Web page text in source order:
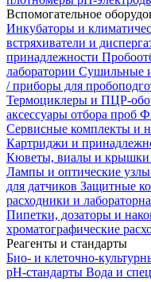
Вспомогательное
Инкубаторы и
встряхиватели и
принадлежности
лаборатории Сушильные
/ приборы для
Термоциклеры и ПЦР-
аксессуары отбора проб
Сервисные комплекты и
Картриджи и
Кюветы, виалы и крышки
Лампы и оптические узлы
для датчиков Защитные
расходники и
Пипетки, дозаторы и
хроматографические
Реагенты и стандарты
Био- и клеточно-
pH-стандарты Вода и